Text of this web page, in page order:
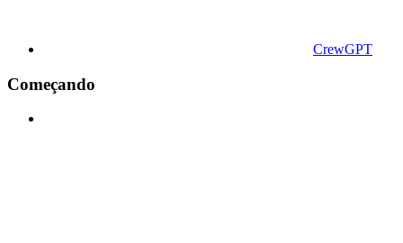
CrewGPT
Começando